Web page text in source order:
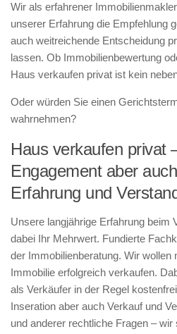
Wir als erfahrener
unserer Erfahrung die Empfehlung
auch weitreichende Entscheidung
lassen. Ob Immobilienbewertung
Haus verkaufen privat ist kein
Oder würden Sie einen
wahrnehmen?
Haus verkaufen privat
Engagement aber
Erfahrung und
Unsere langjährige Erfahrung beim
dabei Ihr Mehrwert. Fundierte
der Immobilienberatung. Wir
Immobilie erfolgreich verkaufen.
als Verkäufer in der Regel
Inseration aber auch Verkauf und
und anderer rechtliche Fragen –